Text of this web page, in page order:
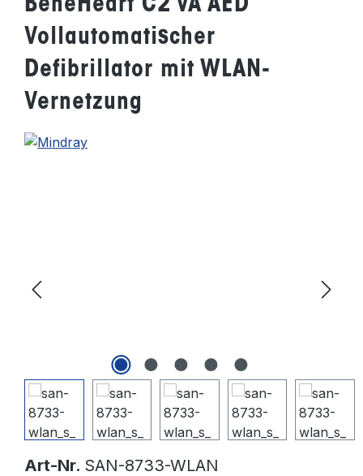
BeneHeart C2 VA AED
Vollautomatischer
Defibrillator mit WLAN-
Vernetzung
Art-Nr. SAN-8733-WLAN